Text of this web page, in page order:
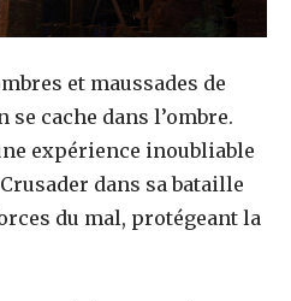
et maussades de
se cache dans l’ombre.
expérience inoubliable
dans sa bataille
du mal, protégeant la